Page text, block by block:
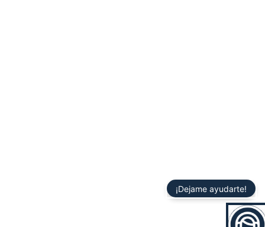
¡Dejame ayudarte!